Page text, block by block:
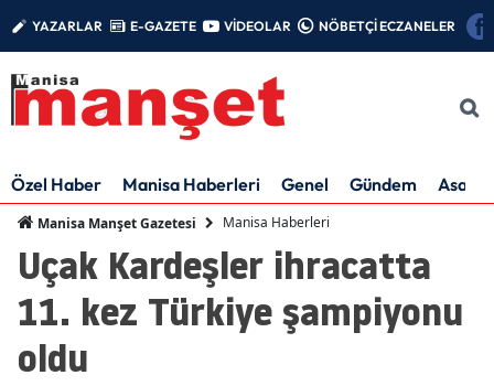
YAZARLAR E-GAZETE VİDEOLAR NÖBETÇİ ECZANELER
Özel Haber Manisa Haberleri Genel Gündem Asayiş
Manisa Manşet Gazetesi Manisa Haberleri
Uçak Kardeşler ihracatta
11. kez Türkiye şampiyonu
oldu